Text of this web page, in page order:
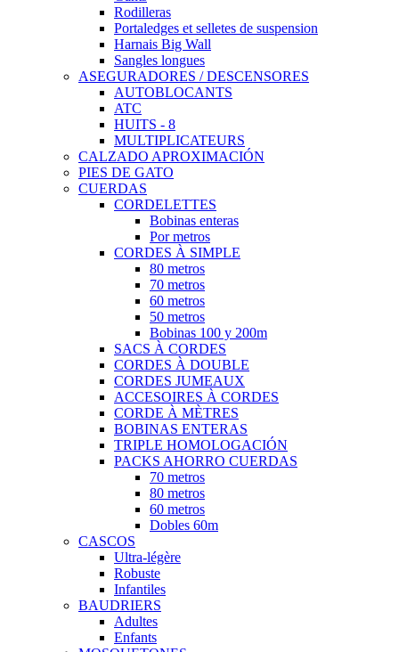
Rodilleras
Portaledges et selletes de suspension
Harnais Big Wall
Sangles longues
ASEGURADORES / DESCENSORES
AUTOBLOCANTS
ATC
HUITS - 8
MULTIPLICATEURS
CALZADO APROXIMACIÓN
PIES DE GATO
CUERDAS
CORDELETTES
Bobinas enteras
Por metros
CORDES À SIMPLE
80 metros
70 metros
60 metros
50 metros
Bobinas 100 y 200m
SACS À CORDES
CORDES À DOUBLE
CORDES JUMEAUX
ACCESOIRES À CORDES
CORDE À MÈTRES
BOBINAS ENTERAS
TRIPLE HOMOLOGACIÓN
PACKS AHORRO CUERDAS
70 metros
80 metros
60 metros
Dobles 60m
CASCOS
Ultra-légère
Robuste
Infantiles
BAUDRIERS
Adultes
Enfants